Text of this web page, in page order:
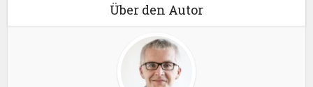
Über den Autor